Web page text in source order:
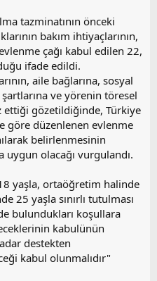
tazminatının önceki
bakım ihtiyaçlarının,
çağı kabul edilen 22,
ifade edildi.
aile bağlarına, sosyal
ve yörenin töresel
ettiği gözetildiğinde, Türkiye
göre düzenlenen evlenme
belirlenmesinin
olacağı vurgulandı.
yaşla, ortaöğretim halinde
25 yaşla sınırlı tutulması
bulundukları koşullara
kabulünün
destekten
kabul olunmalıdır"